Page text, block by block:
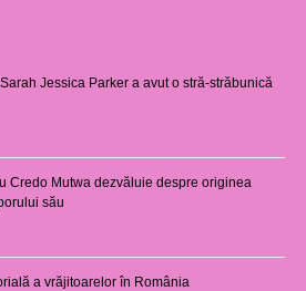
Jessica Parker a avut o stră-străbunică
Credo Mutwa dezvăluie despre originea
său
a vrăjitoarelor în România